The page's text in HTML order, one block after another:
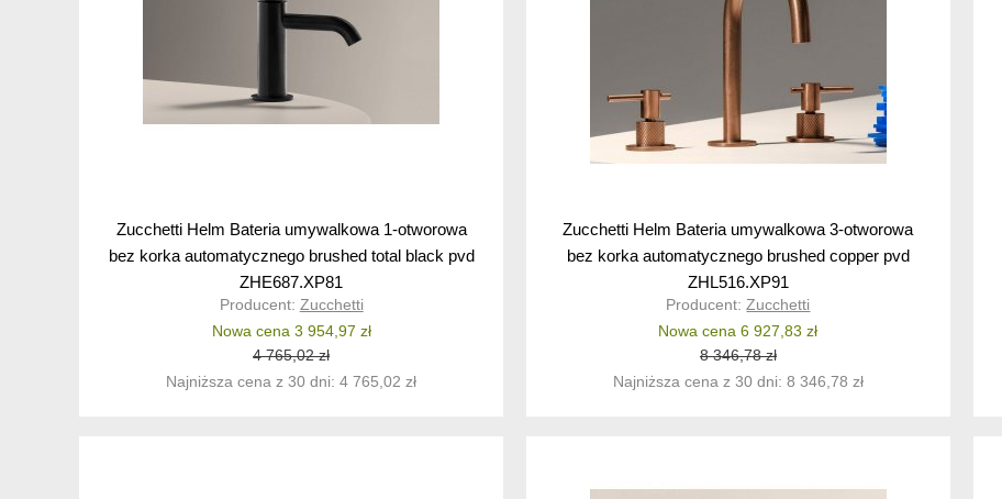
Zucchetti Helm Bateria umywalkowa 1-otworowa
bez korka automatycznego brushed total black pvd
ZHE687.XP81
Producent: Zucchetti
Nowa cena 3 954,97 zł
4 765,02 zł
Najniższa cena z 30 dni: 4 765,02 zł
Zucchetti Helm Bateria umywalkowa 3-otworowa
bez korka automatycznego brushed copper pvd
ZHL516.XP91
Producent:Zucchetti
Nowa cena 6 927,83 zł
8 346,78 zł
Najniższa cena z 30 dni: 8 346,78 zł